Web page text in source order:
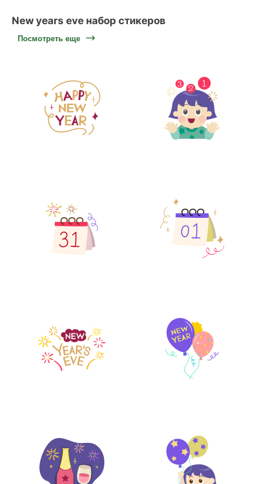
New years eve набор стикеров
Посмотреть еще